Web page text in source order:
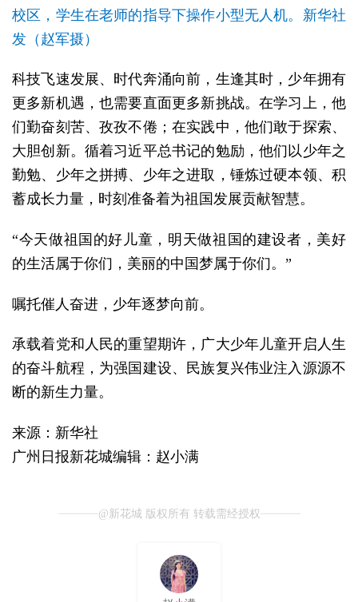
校区，学生在老师的指导下操作小型无人机。新华社
发（赵军摄）
科技飞速发展、时代奔涌向前，生逢其时，少年拥有
更多新机遇，也需要直面更多新挑战。在学习上，他
们勤奋刻苦、孜孜不倦；在实践中，他们敢于探索、
大胆创新。循着习近平总书记的勉励，他们以少年之
勤勉、少年之拼搏、少年之进取，锤炼过硬本领、积
蓄成长力量，时刻准备着为祖国发展贡献智慧。
“今天做祖国的好儿童，明天做祖国的建设者，美好
的生活属于你们，美丽的中国梦属于你们。”
嘱托催人奋进，少年逐梦向前。
承载着党和人民的重望期许，广大少年儿童开启人生
的奋斗航程，为强国建设、民族复兴伟业注入源源不
断的新生力量。
来源：新华社
广州日报新花城编辑：赵小满
@新花城 版权所有 转载需经授权